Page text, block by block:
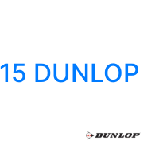
DUNLOP